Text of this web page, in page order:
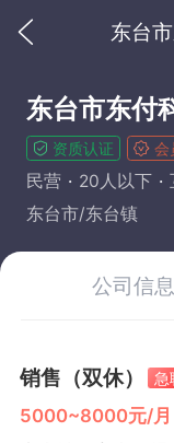
东台
东台市东付
资质认证 会
民营 20人以下
东台市/东台镇
公司信息
销售（双休） 急
5000~8000元/月